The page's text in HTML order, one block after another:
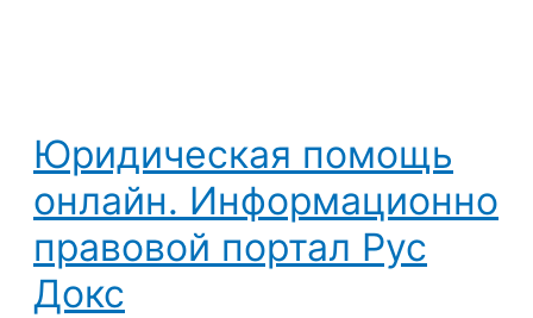
Юридическая помощь
онлайн. Информационно
правовой портал Рус
Докс